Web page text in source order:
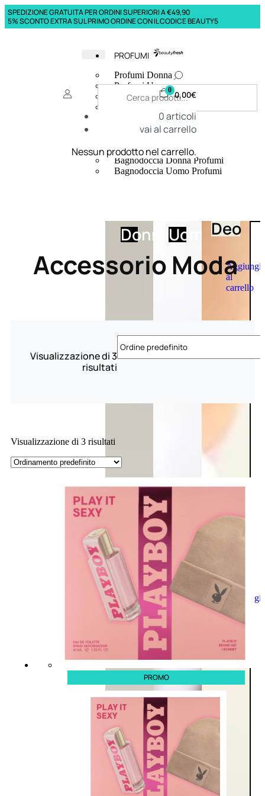
SPEDIZIONE GRATUITA PER ORDINI SUPERIORI A €49,90
5% SCONTO EXTRA SUL PRIMO ORDINE CON IL CODICE BEAUTY5
PROFUMI
Profumi Donna
Profumi Uomo
Deodoranti Donna
Corpo Donna
Corpo Uomo
Creme Mani
Bagnodoccia Donna Profumi
Bagnodoccia Uomo Profumi
DonnaUomoDeo
Aggiungi
al
carrello
Aggiungi
carrello
0 0,00€
0articoli
vai al carrello
Nessun prodotto nel carrello.
Accessorio Moda
Visualizzazione di 3
risultati
Visualizzazione di 3 risultati
PROMO